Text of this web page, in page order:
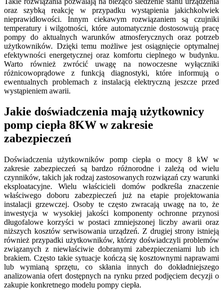
oraz szybką reakcję w przypadku wystąpienia jakichkolwiek
nieprawidłowości. Innym ciekawym rozwiązaniem są czujniki
temperatury i wilgotności, które automatycznie dostosowują pracę
pompy do aktualnych warunków atmosferycznych oraz potrzeb
użytkowników. Dzięki temu możliwe jest osiągnięcie optymalnej
efektywności energetycznej oraz komfortu cieplnego w budynku.
Warto również zwrócić uwagę na nowoczesne wyłączniki
różnicowoprądowe z funkcją diagnostyki, które informują o
ewentualnych problemach z instalacją elektryczną jeszcze przed
wystąpieniem awarii.
Jakie doświadczenia mają użytkownicy
pomp ciepła 8KW w zakresie
zabezpieczeń
Doświadczenia użytkowników pomp ciepła o mocy 8 kW w
zakresie zabezpieczeń są bardzo różnorodne i zależą od wielu
czynników, takich jak rodzaj zastosowanych rozwiązań czy warunki
eksploatacyjne. Wielu właścicieli domów podkreśla znaczenie
właściwego doboru zabezpieczeń już na etapie projektowania
instalacji grzewczej. Osoby te często zwracają uwagę na to, że
inwestycja w wysokiej jakości komponenty ochronne przynosi
długofalowe korzyści w postaci zmniejszonej liczby awarii oraz
niższych kosztów serwisowania urządzeń. Z drugiej strony istnieją
również przypadki użytkowników, którzy doświadczyli problemów
związanych z niewłaściwie dobranymi zabezpieczeniami lub ich
brakiem. Często takie sytuacje kończą się kosztownymi naprawami
lub wymianą sprzętu, co skłania innych do dokładniejszego
analizowania ofert dostępnych na rynku przed podjęciem decyzji o
zakupie konkretnego modelu pompy ciepła.